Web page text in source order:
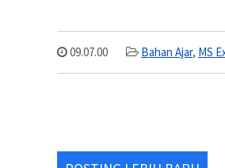
09.07.00 Bahan Ajar, MS